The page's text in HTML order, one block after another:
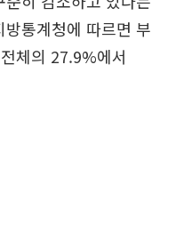
통계청에 따르면 부
체의 27.9%에서